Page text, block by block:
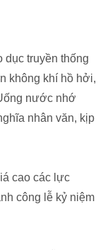
dục truyền thống
không khí hồ hởi,
nước nhớ
nhân văn, kịp
cao các lực
công lễ kỷ niệm